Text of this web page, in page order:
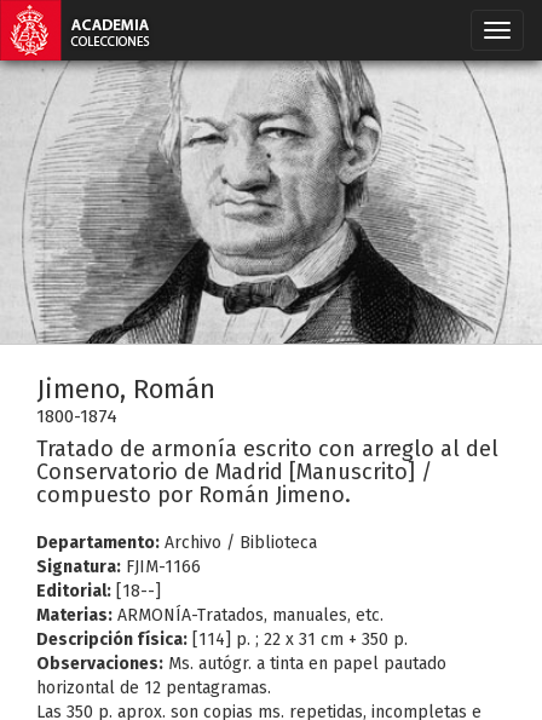
Jimeno, Román
1800-1874
Tratado de armonía escrito con arreglo al del
Conservatorio de Madrid [Manuscrito] /
compuesto por Román Jimeno.
Departamento: Archivo / Biblioteca
Signatura: FJIM-1166
Editorial: [18--]
Materias: ARMONÍA-Tratados, manuales, etc.
Descripción física: [114] p. ; 22 x 31 cm + 350 p.
Observaciones: Ms. autógr. a tinta en papel pautado
horizontal de 12 pentagramas.
Las 350 p. aprox. son copias ms. repetidas, incompletas e